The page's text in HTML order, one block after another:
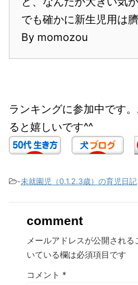
でも確かに新生児用は
By momozou
ランキングに参加中です
ると嬉しいです^^
-未就園児（0.1.2.3歳）の育児日記
comment
メールアドレスが公開される
いている欄は必須項目です
コメント *